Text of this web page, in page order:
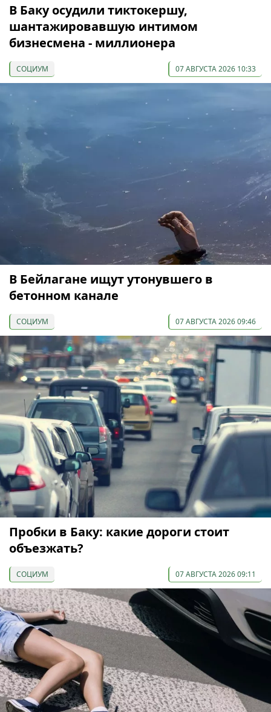
В Баку осудили тиктокершу,
шантажировавшую интимом
бизнесмена - миллионера
СОЦИУМ 07 АВГУСТА 2026 10:33
В Бейлагане ищут утонувшего в
бетонном канале
СОЦИУМ 07 АВГУСТА 2026 09:46
Пробки в Баку: какие дороги стоит
объезжать?
СОЦИУМ 07 АВГУСТА 2026 09:11